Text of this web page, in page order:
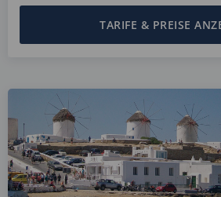
TARIFE & PREISE